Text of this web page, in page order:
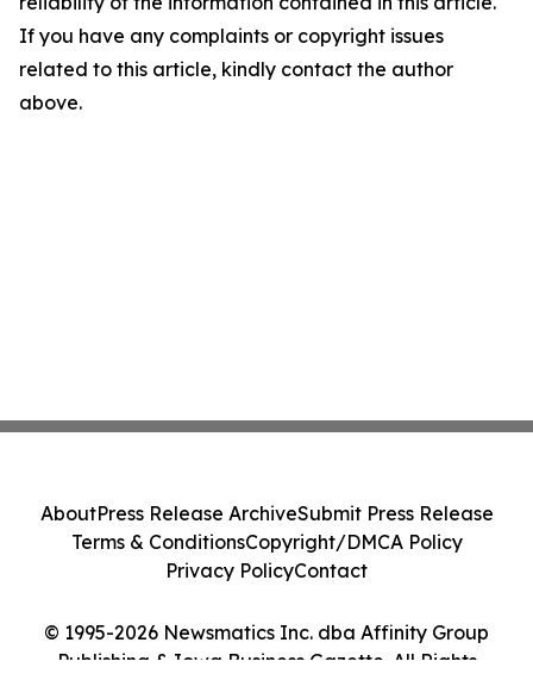
If you have any complaints or copyright issues
related to this article, kindly contact the author
above.
© 1995-2026 Newsmatics Inc. dba Affinity Group
Publishing & Iowa Business Gazette. All Rights
AboutPress Release ArchiveSubmit Press Release
Terms & ConditionsCopyright/DMCA Policy
Privacy PolicyContact